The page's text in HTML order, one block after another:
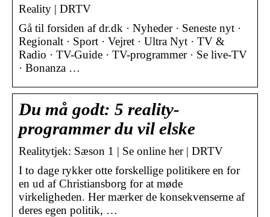
Reality | DRTV
Gå til forsiden af dr.dk · Nyheder · Seneste nyt ·
Regionalt · Sport · Vejret · Ultra Nyt · TV &
Radio · TV-Guide · TV-programmer · Se live-TV
· Bonanza …
Du må godt: 5 reality-
programmer du vil elske
Realitytjek: Sæson 1 | Se online her | DRTV
I to dage rykker otte forskellige politikere en for
en ud af Christiansborg for at møde
virkeligheden. Her mærker de konsekvenserne af
deres egen politik, …